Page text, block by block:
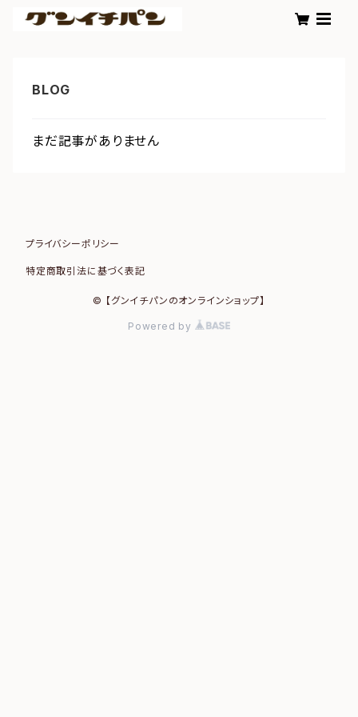
まだ記事がありません
プライバシーポリシー
特定商取引法に基づく表記
© 【グンイチパンのオンラインショップ】
Powered by